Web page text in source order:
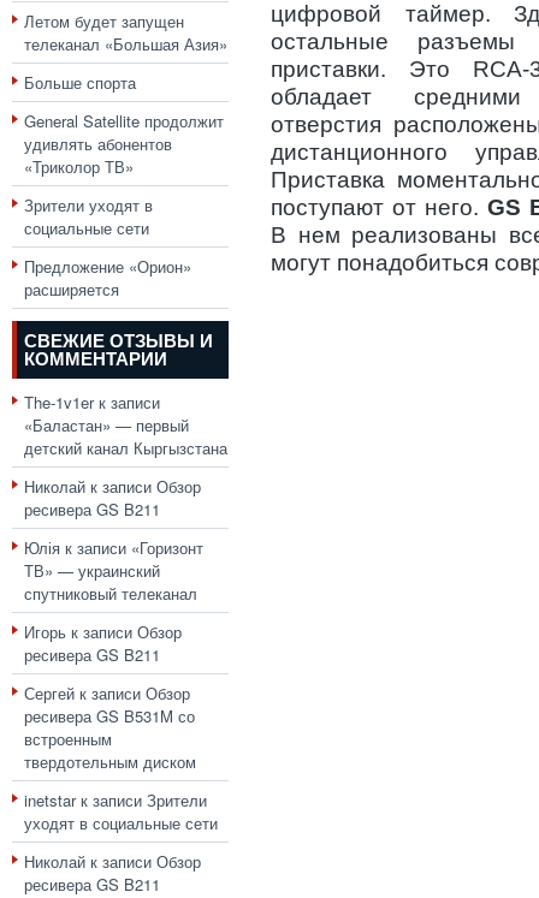
Летом будет запущен
телеканал «Большая Азия»
Больше спорта
General Satellite продолжит
удивлять абонентов
«Триколор ТВ»
Зрители уходят в
социальные сети
Предложение «Орион»
расширяется
СВЕЖИЕ ОТЗЫВЫ И
КОММЕНТАРИИ
The-1v1erк записи
«Баластан» — первый
детский канал Кыргызстана
Николай к записи Обзор
ресивера GS B211
Юлія к записи «Горизонт
ТВ» — украинский
спутниковый телеканал
Игорь к записи Обзор
ресивера GS B211
Сергей к записи Обзор
ресивера GS B531M со
встроенным
твердотельным диском
inetstarк записи Зрители
уходят в социальные сети
Николай к записи Обзор
ресивера GS B211
цифровой таймер.
остальные
приставки. Это
обладает
отверстия
дистанционного
Приставка
поступают от него. GS
В нем реализованы
могут понадобиться